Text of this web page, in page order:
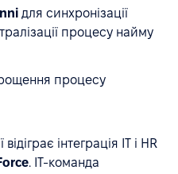
для синхронізації
процесу найму
процесу
інтеграція IT і HR
. IT-команда